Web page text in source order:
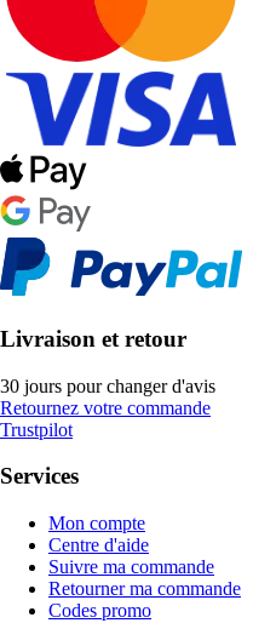
Livraison et retour
30 jours pour changer d'avis
Retournez votre commande
Trustpilot
Services
Mon compte
Centre d'aide
Suivre ma commande
Retourner ma commande
Codes promo